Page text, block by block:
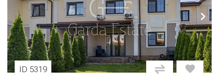
ID 5319